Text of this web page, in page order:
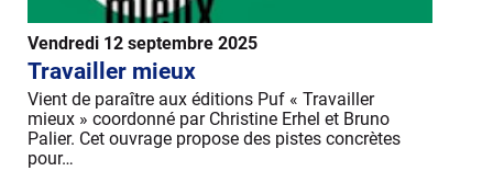
Vendredi 12 septembre 2025
Travailler mieux
Vient de paraître aux éditions Puf « Travailler
mieux » coordonné par Christine Erhel et Bruno
Palier. Cet ouvrage propose des pistes concrètes
pour…